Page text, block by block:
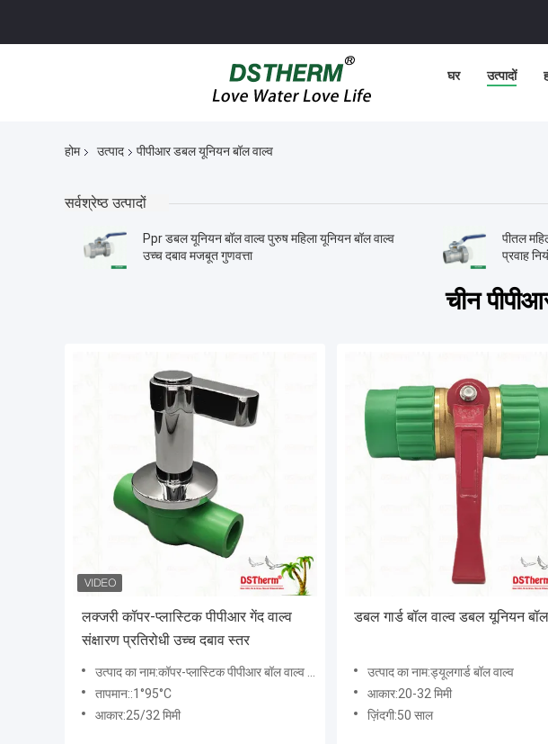
घर उत्पादों
होम उत्पाद पीपीआर डबल यूनियन बॉल वाल्व
सर्वश्रेष्ठ उत्पादों
Ppr डबल यूनियन बॉल वाल्व पुरुष महिला यूनियन बॉल वाल्व
उच्च दबाव मजबूत गुणवत्ता
पीतल
प्रवाह
चीन
लक्जरी कॉपर-प्लास्टिक पीपीआर गेंद वाल्व
संक्षारण प्रतिरोधी उच्च दबाव स्तर
उत्पाद का नाम:कॉपर-प्लास्टिक पीपीआर बॉल वाल्व उच्च दबाव स्तर
तापमान::1°95°C
आकार:25/32 मिमी
डबल गार्ड बॉल वाल्व डबल यूनियन
उत्पाद का नाम:ड्यूलगार्ड बॉल वाल्व
आकार:20-32 मिमी
ज़िंदगी:50 साल